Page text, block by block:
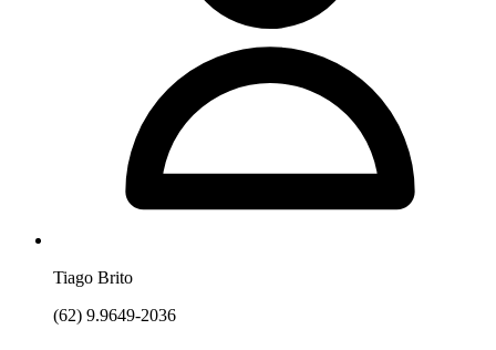
Tiago Brito
(62) 9.9649-2036